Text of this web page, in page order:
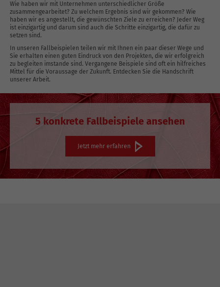
Wie haben wir mit Unternehmen unterschiedlicher Größe
zusammengearbeitet? Zu welchem Ergebnis sind wir gekommen? Wie
haben wir es angestellt, die gewünschten Ziele zu erreichen? Jeder Weg
ist einzigartig und darum sind auch die Schritte einzigartig, die dafür zu
setzen sind.
In unseren Fallbeispielen teilen wir mit Ihnen ein paar dieser Wege und
Sie erhalten einen guten Eindruck von den Projekten, die wir erfolgreich
zu begleiten imstande sind. Vergangene Beispiele sind oft ein hilfreiches
Mittel für die Voraussage der Zukunft. Entdecken Sie die Handschrift
unserer Arbeit.
5 konkrete Fallbeispiele ansehen
Jetzt mehr erfahren